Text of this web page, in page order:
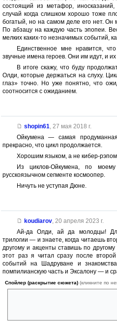
состоящий из метафор,
случай когда слишком хорошо тоже
богатый, но на самом деле его нет. Он
По абзацу на каждую часть эпопеи.
мелких каких-то незначимых событий,
Единственное мне нравится,
звучные имена героев. Они им идут, и их
В итоге скажу, что буду
Олди, которые держаться на слуху.
глаз» точно. Но уже понятно, что
соотносится с ожиданием.
shopin61 27 мая 2018 г.
Ойкумена — самая
прекрасно, что цикл продолжается.
Хорошим языком, а не кибер-
Из циклов-Ойкумена, по
русскоязычном сегменте космоопер.
Ничуть не уступая Дюне.
koudiarov, 20 апреля 2023 г.
Ай-да Олди, ай да молодцы!
трилогии — и знаете, когда читаешь
другому и акценты ставишь по
этот раз я читал сразу после
событий на Шадруване и
помпилианскую часть и Эксалону — и
Спойлер (раскрытие сюжета) (кликните по